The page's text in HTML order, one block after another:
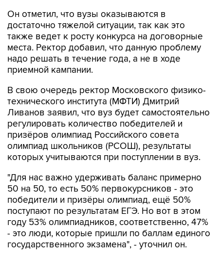
Он отметил, что вузы оказываются в
достаточно тяжелой ситуации, так как это
также ведет к росту конкурса на договорные
места. Ректор добавил, что данную проблему
надо решать в течение года, а не в ходе
приемной кампании.
В свою очередь ректор Московского физико-
технического института (МФТИ) Дмитрий
Ливанов заявил, что вуз будет самостоятельно
регулировать количество победителей и
призёров олимпиад Российского совета
олимпиад школьников (РСОШ), результаты
которых учитываются при поступлении в вуз.
"Для нас важно удерживать баланс примерно
50 на 50, то есть 50% первокурсников - это
победители и призёры олимпиад, ещё 50%
поступают по результатам ЕГЭ. Но вот в этом
году 53% олимпиадников, соответственно, 47%
- это люди, которые пришли по баллам единого
государственного экзамена", - уточнил он.